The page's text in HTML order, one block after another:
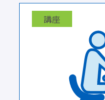
講座